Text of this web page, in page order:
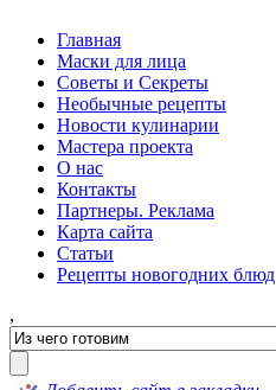
Главная
Маски для лица
Советы и Секреты
Необычные рецепты
Новости кулинарии
Мастера проекта
О нас
Контакты
Партнеры. Реклама
Карта сайта
Статьи
Рецепты новогодних блюд
,